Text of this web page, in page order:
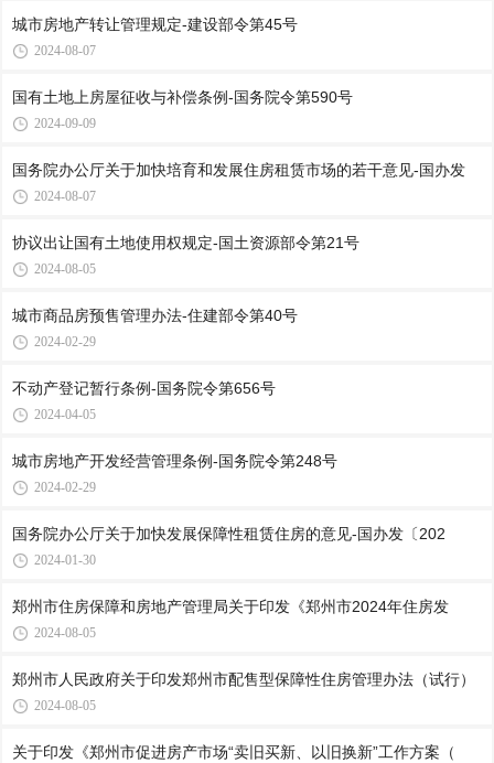
城市房地产转让管理规定-建设部令第45号
2024-08-07
国有土地上房屋征收与补偿条例-国务院令第590号
2024-09-09
国务院办公厅关于加快培育和发展住房租赁市场的若干意见-国办发
2024-08-07
协议出让国有土地使用权规定-国土资源部令第21号
2024-08-05
城市商品房预售管理办法-住建部令第40号
2024-02-29
不动产登记暂行条例-国务院令第656号
2024-04-05
城市房地产开发经营管理条例-国务院令第248号
2024-02-29
国务院办公厅关于加快发展保障性租赁住房的意见-国办发〔202
2024-01-30
郑州市住房保障和房地产管理局关于印发《郑州市2024年住房发
2024-08-05
郑州市人民政府关于印发郑州市配售型保障性住房管理办法（试行）
2024-08-05
关于印发《郑州市促进房产市场“卖旧买新、以旧换新”工作方案（